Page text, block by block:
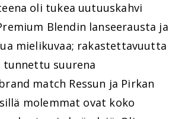
oli tukea uutuuskahvi
Blendin lanseerausta ja
mielikuvaa; rakastettavuutta
tunnettu suurena
match Ressun ja Pirkan
molemmat ovat koko